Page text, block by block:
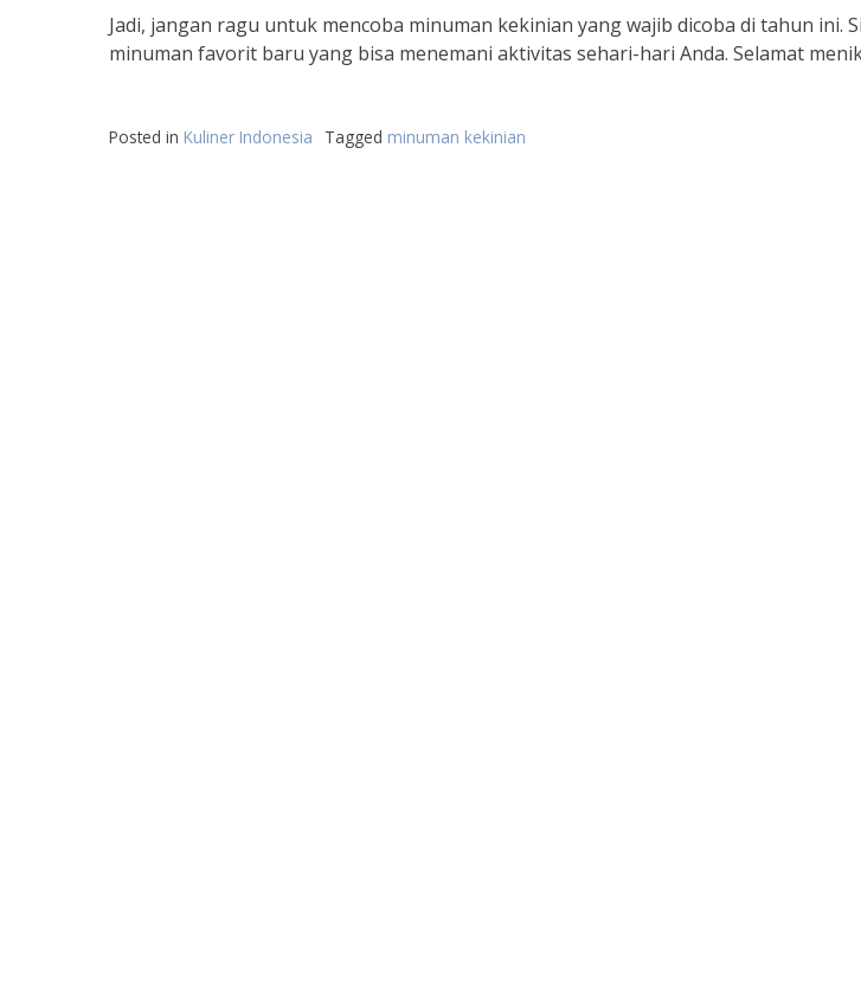
Jadi, jangan ragu untuk mencoba minuman kekinian yang wajib dicoba di tahun ini.
minuman favorit baru yang bisa menemani aktivitas sehari-hari Anda. Selamat
Posted in Kuliner Indonesia Tagged minuman kekinian